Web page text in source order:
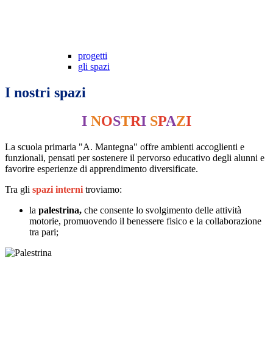
progetti
gli spazi
I nostri spazi
I NOSTRI SPAZI
La scuola primaria "A. Mantegna" offre ambienti accoglienti e
funzionali, pensati per sostenere il pervorso educativo degli alunni e
favorire esperienze di apprendimento diversificate.
Tra gli spazi interni troviamo:
la palestrina, che consente lo svolgimento delle attività
motorie, promuovendo il benessere fisico e la collaborazione
tra pari;